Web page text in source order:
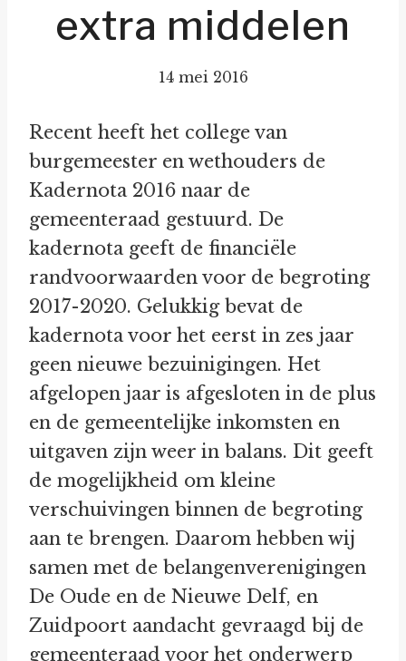
extra middelen
14 mei 2016
Recent heeft het college van
burgemeester en wethouders de
Kadernota 2016 naar de
gemeenteraad gestuurd. De
kadernota geeft de financiële
randvoorwaarden voor de begroting
2017-2020. Gelukkig bevat de
kadernota voor het eerst in zes jaar
geen nieuwe bezuinigingen. Het
afgelopen jaar is afgesloten in de plus
en de gemeentelijke inkomsten en
uitgaven zijn weer in balans. Dit geeft
de mogelijkheid om kleine
verschuivingen binnen de begroting
aan te brengen. Daarom hebben wij
samen met de belangenverenigingen
De Oude en de Nieuwe Delf, en
Zuidpoort aandacht gevraagd bij de
gemeenteraad voor het onderwerp